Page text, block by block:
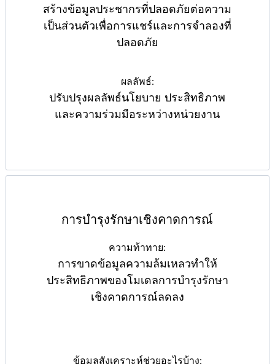
สร้างข้อมูลประชากรที่ปลอดภัยต่อความ
เป็นส่วนตัวเพื่อการแชร์และการจำลองที่
ปลอดภัย
ผลลัพธ์:
ปรับปรุงผลลัพธ์นโยบาย ประสิทธิภาพ
และความร่วมมือระหว่างหน่วยงาน
การบำรุงรักษาเชิงคาดการณ์
ความท้าทาย:
การขาดข้อมูลความล้มเหลวทำให้
ประสิทธิภาพของโมเดลการบำรุงรักษา
เชิงคาดการณ์ลดลง
ข้อมูลสังเคราะห์ช่วยอะไรบ้าง: